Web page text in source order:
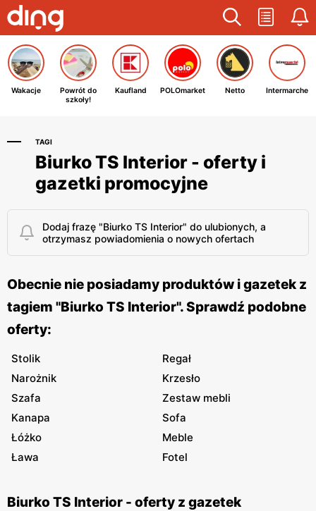
Wakacje
Powrót do
szkoły!
Kaufland POLOmarket Netto Intermarche
TAGI
Biurko TS Interior - oferty i
gazetki promocyjne
Dodaj frazę "Biurko TS Interior" do ulubionych, a
otrzymasz powiadomienia o nowych ofertach
Obecnie nie posiadamy produktów i gazetek z
tagiem "Biurko TS Interior". Sprawdź podobne
oferty:
Stolik
Regał
Narożnik
Krzesło
Szafa
Zestaw mebli
Kanapa
Sofa
Łóżko
Meble
Ława
Fotel
Biurko TS Interior - oferty z gazetek